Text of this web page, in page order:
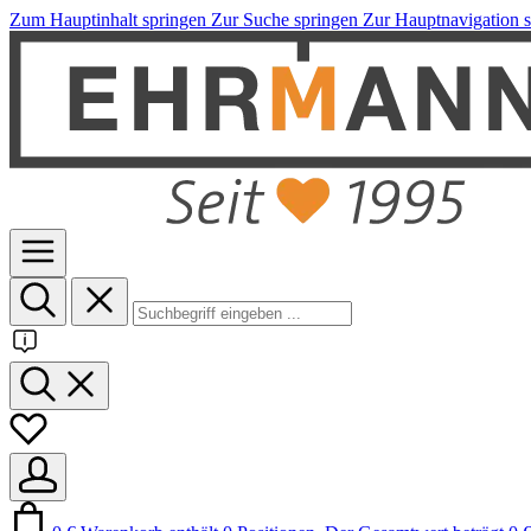
Zum Hauptinhalt springen Zur Suche springen Zur Hauptnavigation